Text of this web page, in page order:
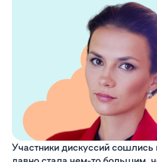
Участники дискуссий